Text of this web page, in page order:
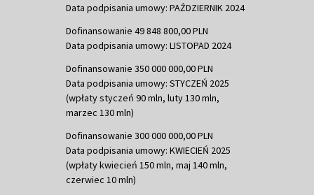
Data podpisania umowy: PAŹDZIERNIK 2024
Dofinansowanie 49 848 800,00 PLN
Data podpisania umowy: LISTOPAD 2024
Dofinansowanie 350 000 000,00 PLN
Data podpisania umowy: STYCZEŃ 2025
(wpłaty styczeń 90 mln, luty 130 mln,
marzec 130 mln)
Dofinansowanie 300 000 000,00 PLN
Data podpisania umowy: KWIECIEŃ 2025
(wpłaty kwiecień 150 mln, maj 140 mln,
czerwiec 10 mln)